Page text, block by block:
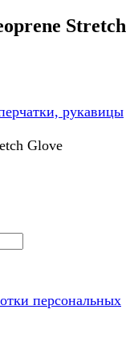
Stretch
рукавицы
Glove
персональных